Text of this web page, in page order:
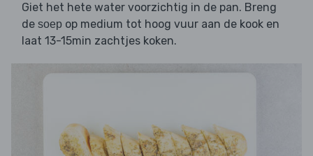
Giet het hete water voorzichtig in de pan. Breng
de soep op medium tot hoog vuur aan de kook en
laat 13-15min zachtjes koken.